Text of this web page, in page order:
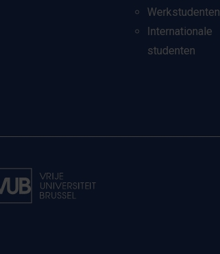
Werkstudenten
Internationale
studenten